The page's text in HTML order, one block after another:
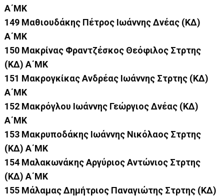
Α΄ΜΚ
149 Μαθιουδάκης Πέτρος Ιωάννης Δνέας (ΚΔ)
Α΄ΜΚ
150 Μακρίνας Φραντζέσκος Θεόφιλος Στρτης
(ΚΔ) Α΄ΜΚ
151 Μακρογκίκας Ανδρέας Ιωάννης Στρτης (ΚΔ)
Α΄ΜΚ
152 Μακρόγλου Ιωάννης Γεώργιος Δνέας (ΚΔ)
Α΄ΜΚ
153 Μακρυποδάκης Ιωάννης Νικόλαος Στρτης
(ΚΔ) Α΄ΜΚ
154 Μαλακωνάκης Αργύριος Αντώνιος Στρτης
(ΚΔ) Α΄ΜΚ
155 Μάλαμας Δημήτριος Παναγιώτης Στρτης (ΚΔ)